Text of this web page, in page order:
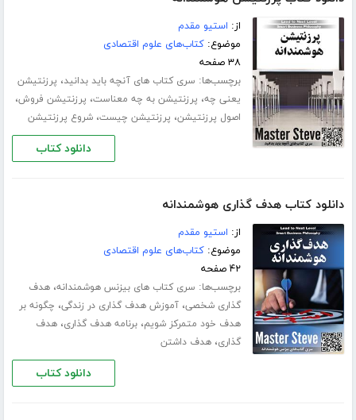
از: استیو مقدم
موضوع:کتاب‌های علوم اقتصادی
۳۸ صفحه
برچسب‌ها: سری کتاب های آنچه باید بدانید، پرزنتیشن
یعنی چه، پرزنتیشن به چه معناست، پرزنتیشن فروش،
اصول پرزنتیشن، پرزنتیشن چیست،شروع پرزنتیشن
دانلود کتاب
دانلود کتاب هدف گذاری هوشمندانه
از: استیو مقدم
موضوع:کتاب‌های علوم اقتصادی
۴۲ صفحه
برچسب‌ها: سری کتاب های بیزنس هوشمندانه،هدف
گذاری شخصی،آموزش هدف گذاری در زندگی، چگونه بر
هدف خود متمرکز شویم،برنامه هدف گذاری،هدف
گذاری،هدف داشتن
دانلود کتاب